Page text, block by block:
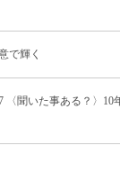
で輝く
〈聞いた事ある？〉10